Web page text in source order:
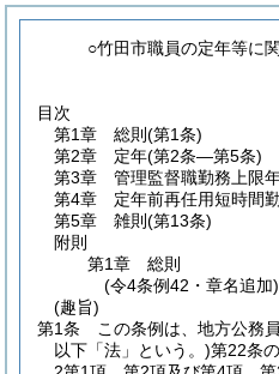
○竹田市職員の定年等に
目次
第1章
総則 (第1条)
第2章
定年(第2条―第5条)
第3章
管理監督職勤務上限
第4章
定年前再任用短時間
第5章
雑則 (第13条)
附則
第1章
総則
(令4条例42・章名追加)
(趣旨)
第1条
この条例は、地方公務
以下「法」という。)第22条